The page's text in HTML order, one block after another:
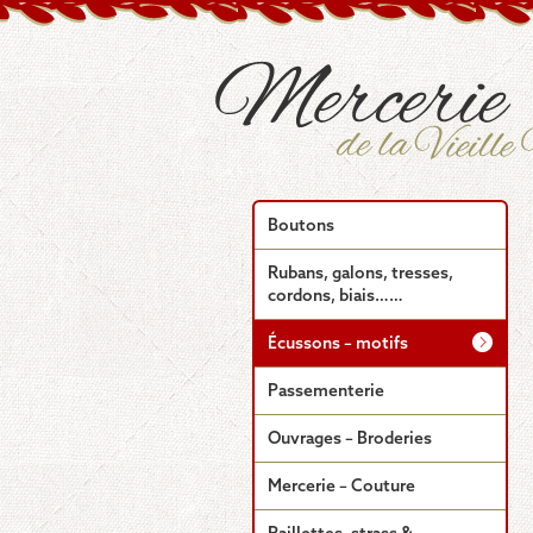
Boutons
Rubans, galons, tresses,
cordons, biais……
Écussons – motifs
Passementerie
Ouvrages – Broderies
Mercerie – Couture